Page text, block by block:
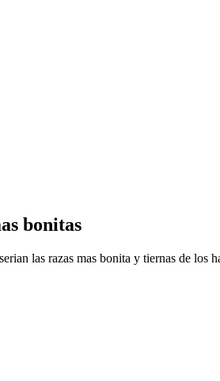
bonitas
las razas mas bonita y tiernas de